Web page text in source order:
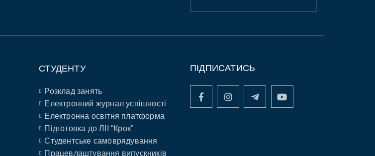
СТУДЕНТУ
Розклад занять
Електронний журнал успішності
Електронна освітня платформа
Підготовка до ЛІІ “Крок”
Студентське самоврядування
Працевлаштування випускників
ПІДПИСАТИСЬ